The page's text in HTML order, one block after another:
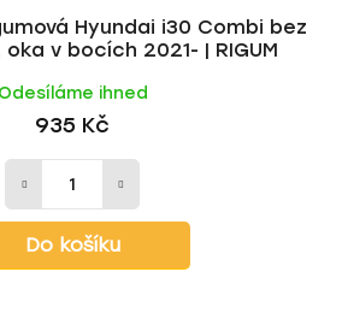
Hyundai i30 Combi bez
v bocích 2021- | RIGUM
Odesíláme ihned
935 Kč
Do košíku